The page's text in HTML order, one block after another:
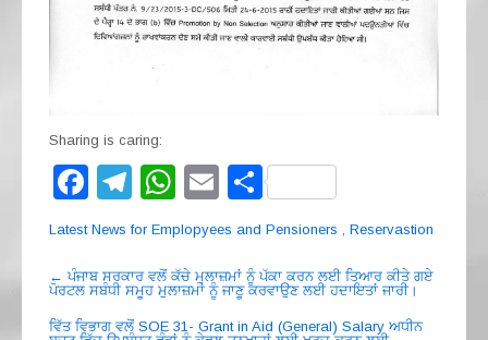
Sharing is caring:
F
a
e
b
T
el
gr
a
W
h
s
A
E
m
S
h
e
Latest News for Emplopyees and Pensioners Reservastion
Post
navigation
← ਪੰਜਾਬ ਸਰਕਾਰ ਵਲੋਂ ਕੱਚੇ ਮੁਲਾਜ਼ਮਾਂ ਨੂੰ ਪੱਕਾ ਕਰਨ ਲਈ ਤਿਆਰ ਕੀਤੇ ਗਏ
ਪੋਰਟਲ ਸਬੰਧੀ ਸਮੂਹ ਮੁਲਾਜ਼ਮਾਂ ਨੂੰ ਜਾਣੂ ਕਰਵਾਉਣ ਲਈ ਹਦਾਇਤਾਂ ਜਾਰੀ।
ਵਿੱਤ ਵਿਭਾਗ ਵਲੋਂ SOE 31- Grant in Aid (General) Salary ਅਧੀਨ